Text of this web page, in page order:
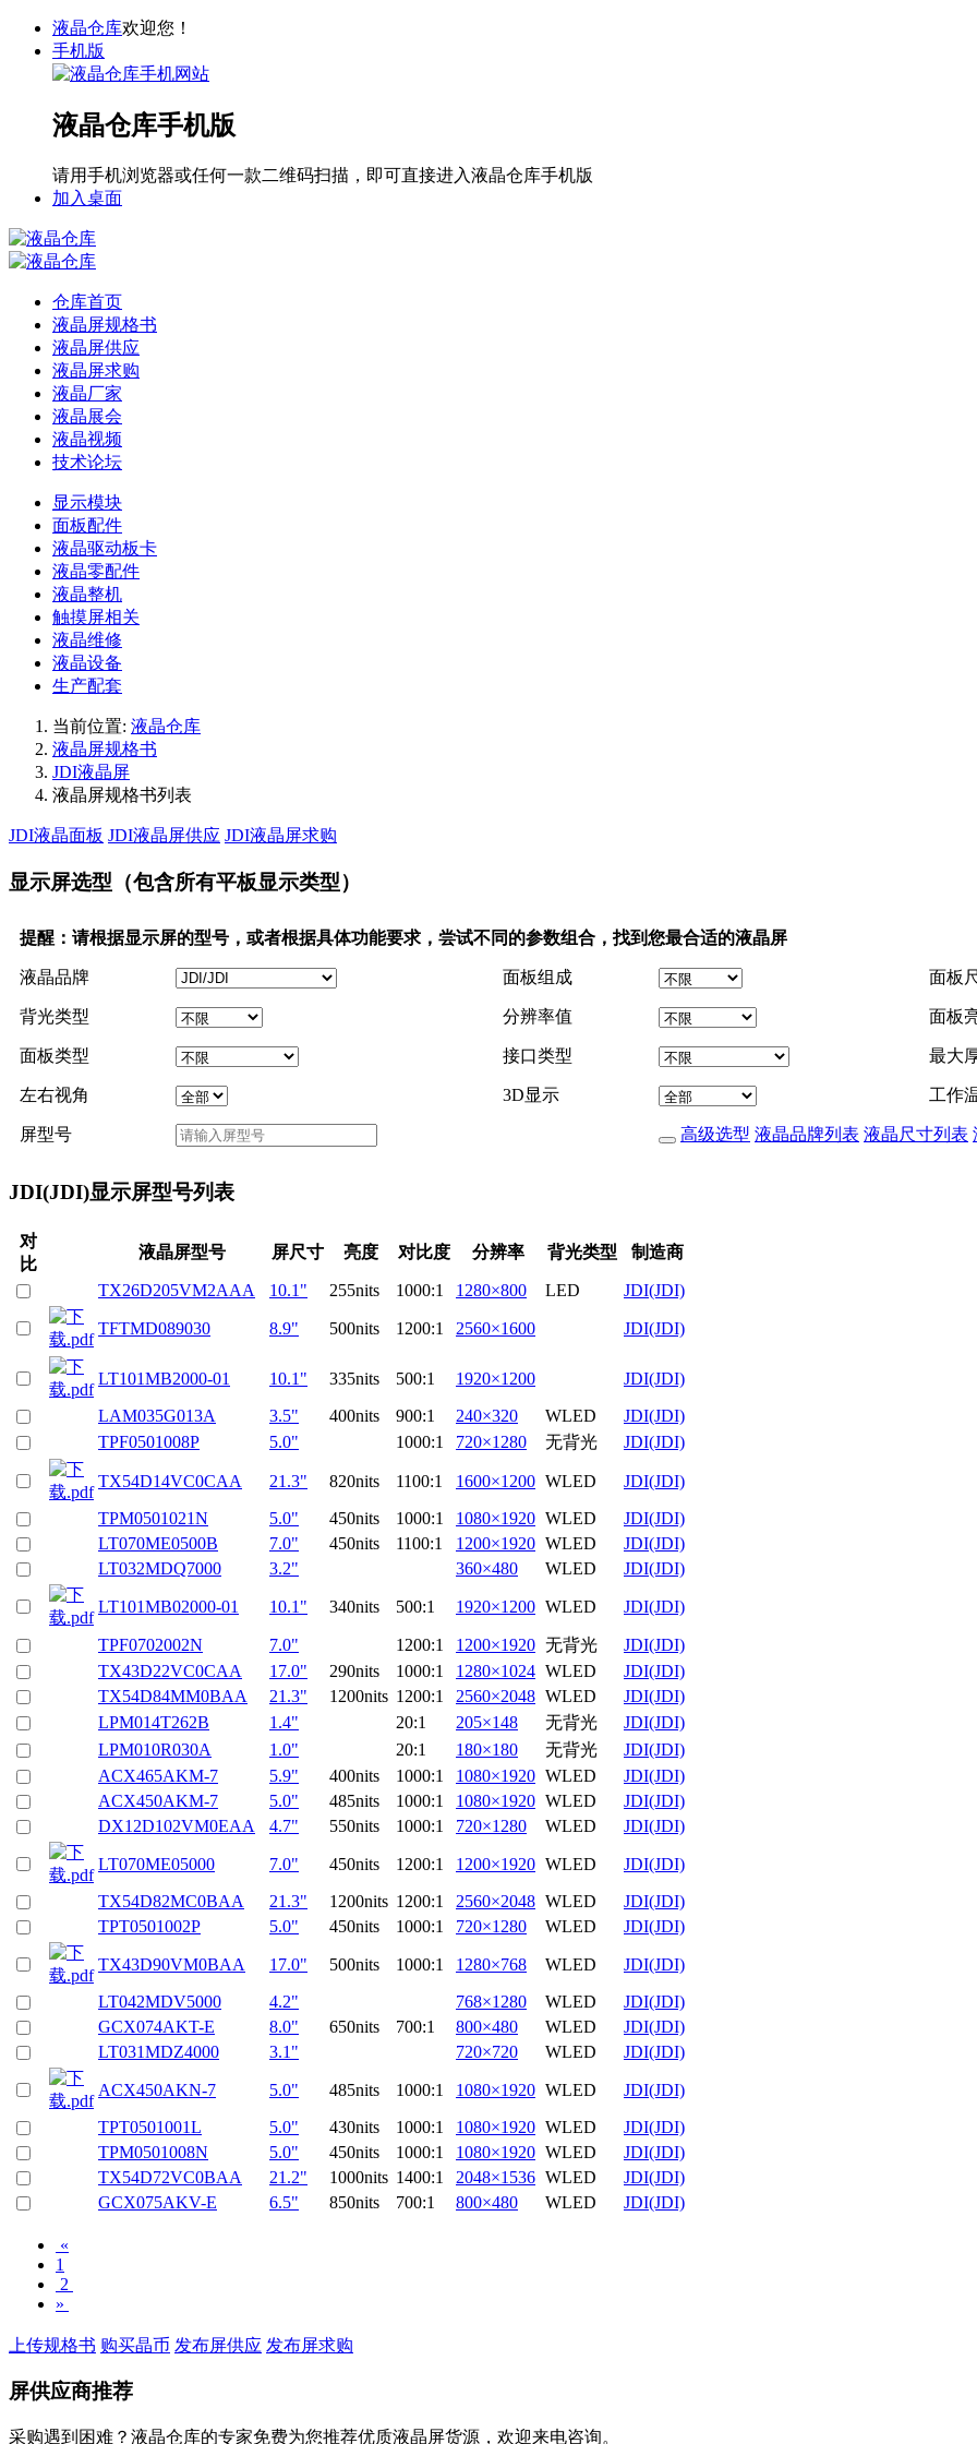
液晶仓库欢迎您！
手机版
液晶仓库手机版
请用手机浏览器或任何一款二维码扫描，即可直接进入液晶仓库手机版
加入桌面
仓库首页
液晶屏规格书
液晶屏供应
液晶屏求购
液晶厂家
液晶展会
液晶视频
技术论坛
显示模块
面板配件
液晶驱动板卡
液晶零配件
液晶整机
触摸屏相关
液晶维修
液晶设备
生产配套
当前位置: 液晶仓库
液晶屏规格书
JDI液晶屏
液晶屏规格书列表
JDI液晶面板 JDI液晶屏供应 JDI液晶屏求购
显示屏选型（包含所有平板显示类型）
提醒：请根据显示屏的型号，或者根据具体功能要求，尝试不同的参数组合，找到您最合适的液晶屏
液晶品牌 面板组成 面板
背光类型 分辨率值 面板
面板类型 接口类型 最大
左右视角 3D显示 工作
屏型号 高级选型 液晶品牌列表 液晶尺寸列表
JDI(JDI)显示屏型号列表
对
比
液晶屏型号 屏尺寸 亮度 对比度 分辨率 背光类型 制造商
TX26D205VM2AAA 10.1" 255nits 1000:1 1280×800 LED JDI(JDI)
TFTMD089030 8.9" 500nits 1200:1 2560×1600 JDI(JDI)
LT101MB2000-01 10.1" 335nits 500:1 1920×1200
JDI(JDI)
LAM035G013A
3.5" 400nits 900:1 240×320 WLED
JDI(JDI)
TPF0501008P
5.0" 1000:1 720×1280 无背光 JDI(JDI)
TX54D14VC0CAA 21.3" 820nits 1100:1 1600×1200 WLED
JDI(JDI)
TPM0501021N
5.0" 450nits 1000:1 1080×1920 WLED
JDI(JDI)
LT070ME0500B
7.0" 450nits 1100:1 1200×1920 WLED
JDI(JDI)
LT032MDQ7000
3.2" 360×480 WLED JDI(JDI)
LT101MB02000-01 10.1" 340nits 500:1 1920×1200 WLED JDI(JDI)
TPF0702002N 7.0" 1200:1 1200×1920 无背光
JDI(JDI)
TX43D22VC0CAA
17.0" 290nits 1000:1 1280×1024 WLED
JDI(JDI)
TX54D84MM0BAA
21.3" 1200nits 1200:1 2560×2048 WLED
JDI(JDI)
LPM014T262B
1.4" 20:1 205×148 无背光
JDI(JDI)
LPM010R030A
1.0" 20:1 180×180 无背光
JDI(JDI)
ACX465AKM-7
5.9" 400nits 1000:1 1080×1920 WLED
JDI(JDI)
ACX450AKM-7
5.0" 485nits 1000:1 1080×1920 WLED
JDI(JDI)
DX12D102VM0EAA
4.7" 550nits 1000:1 720×1280 WLED JDI(JDI)
LT070ME05000 7.0" 450nits 1200:1 1200×1920 WLED
JDI(JDI)
TX54D82MC0BAA
21.3" 1200nits 1200:1 2560×2048 WLED
JDI(JDI)
TPT0501002P
5.0" 450nits 1000:1 720×1280 WLED JDI(JDI)
TX43D90VM0BAA 17.0" 500nits 1000:1 1280×768 WLED
JDI(JDI)
LT042MDV5000
4.2" 768×1280 WLED
JDI(JDI)
GCX074AKT-E
8.0" 650nits 700:1 800×480 WLED
JDI(JDI)
LT031MDZ4000
3.1" 720×720 WLED JDI(JDI)
ACX450AKN-7 5.0" 485nits 1000:1 1080×1920 WLED
JDI(JDI)
TPT0501001L
5.0" 430nits 1000:1 1080×1920 WLED
JDI(JDI)
TPM0501008N
5.0" 450nits 1000:1 1080×1920 WLED
JDI(JDI)
TX54D72VC0BAA
21.2" 1000nits 1400:1 2048×1536 WLED
JDI(JDI)
GCX075AKV-E
6.5" 850nits 700:1 800×480 WLED JDI(JDI)
«
1
2
»
上传规格书 购买晶币 发布屏供应 发布屏求购
屏供应商推荐
采购遇到困难？液晶仓库的专家免费为您推荐优质液晶屏货源，欢迎来电咨询。